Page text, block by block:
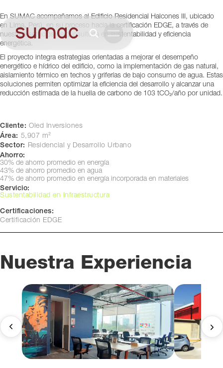
En SUMAC acompañamos al Edificio Residencial Halcones III, ubicado
en Lima, Perú, en su proceso hacia la certificación EDGE, a través de
nuestros servicios de consultoría en sustentabilidad y eficiencia
energética.
El proyecto integra estrategias orientadas a mejorar el desempeño
energético e hídrico del edificio, como la implementación de gas natural,
aislamiento térmico en techos y griferías de bajo consumo de agua. Estas
soluciones permiten optimizar la eficiencia del desarrollo y alcanzar una
reducción estimada de la huella de carbono de 103 tCO₂/año por unidad.
Cliente: Oled Inversiones
Área: 5,907 m²
Sector: Residencial y Desarrollo Urbano
Ahorro:
30% de ahorro promedio en energía
43% de ahorro promedio en agua
47% de ahorro promedio en energía incorporada en materiales
Servicio:
Sustentabilidad en Infraestructura
Certificaciones:
Certificación EDGE
Nuestra Experiencia